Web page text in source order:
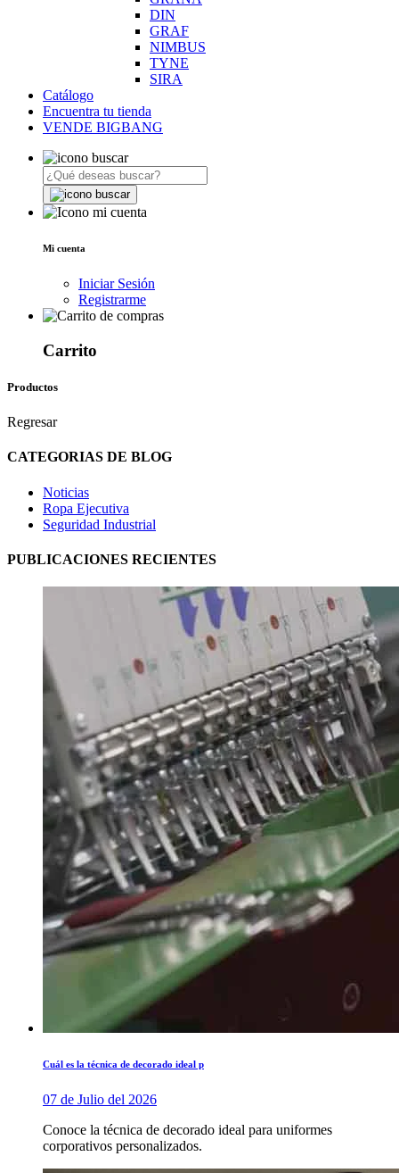
DIN
GRAF
NIMBUS
TYNE
SIRA
Catálogo
Encuentra tu tienda
VENDE BIGBANG
Mi cuenta
Iniciar Sesión
Registrarme
Carrito
Productos
Regresar
CATEGORIAS DE BLOG
Noticias
Ropa Ejecutiva
Seguridad Industrial
PUBLICACIONES RECIENTES
Cuál es la técnica de decorado ideal p
07 de Julio del 2026
Conoce la técnica de decorado ideal para uniformes
corporativos personalizados.